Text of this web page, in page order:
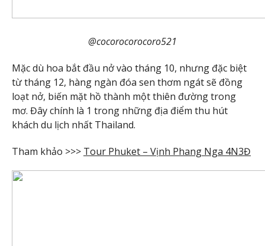
@cocorocorocoro521
Mặc dù hoa bắt đầu nở vào tháng 10, nhưng đặc biệt
từ tháng 12, hàng ngàn đóa sen thơm ngát sẽ đồng
loạt nở, biến mặt hồ thành một thiên đường trong
mơ. Đây chính là 1 trong những địa điểm thu hút
khách du lịch nhất Thailand.
Tham khảo >>> Tour Phuket – Vịnh Phang Nga 4N3Đ